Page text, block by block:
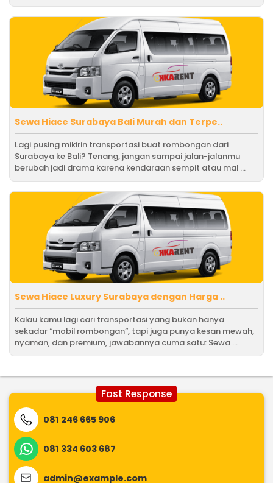
Sewa Hiace Surabaya Bali Murah dan Terpe..
Lagi pusing mikirin transportasi buat rombongan dari
Surabaya ke Bali? Tenang, jangan sampai jalan-jalanmu
berubah jadi drama karena kendaraan sempit atau mal ...
Sewa Hiace Luxury Surabaya dengan Harga ..
Kalau kamu lagi cari transportasi yang bukan hanya
sekadar “mobil rombongan”, tapi juga punya kesan mewah,
nyaman, dan premium, jawabannya cuma satu: Sewa ...
Fast Response
081 246 665 906
081 334 603 687
admin@example.com